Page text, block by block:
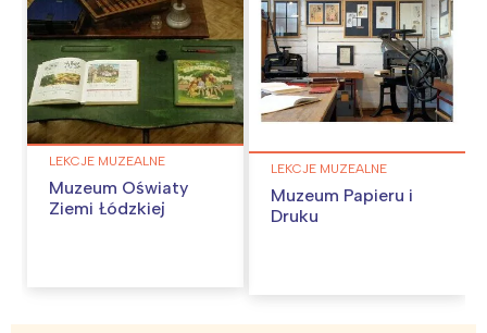
LEKCJE MUZEALNE
Muzeum Oświaty
Ziemi Łódzkiej
LEKCJE MUZEALNE
Muzeum Papieru i
Druku